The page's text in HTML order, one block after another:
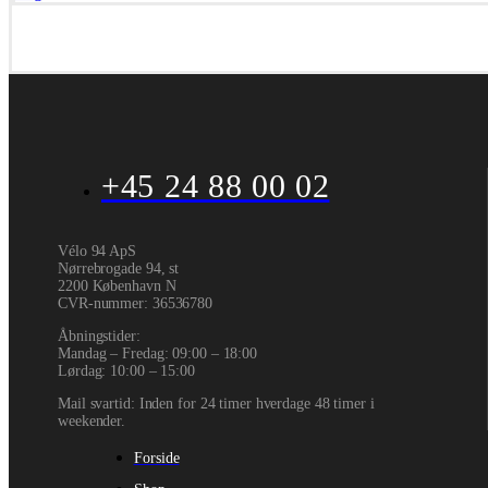
+45 24 88 00 02
Vélo 94 ApS
Nørrebrogade 94, st
2200 København N
CVR-nummer: 36536780
Åbningstider:
Mandag – Fredag: 09:00 – 18:00
Lørdag: 10:00 – 15:00
Mail svartid: Inden for 24 timer hverdage 48 timer i
weekender.
Forside